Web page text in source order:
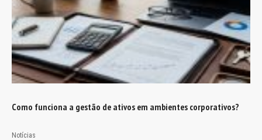
Como funciona a gestão de ativos em ambientes corporativos?
Notícias